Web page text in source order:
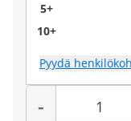
5+
10+
Pyydä
-
Määrä